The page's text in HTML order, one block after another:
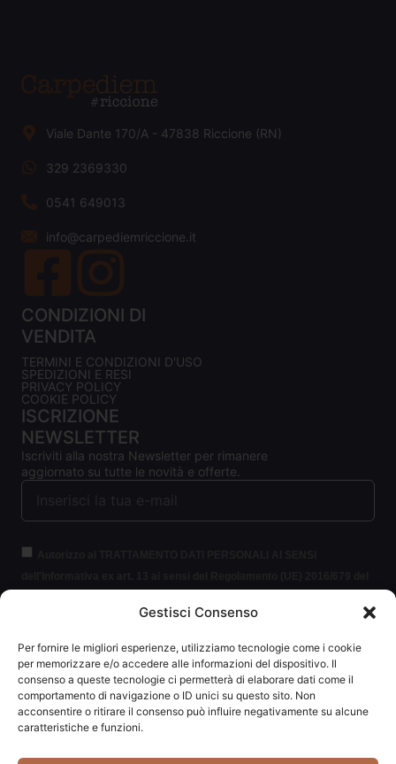
Gestisci Consenso
Per fornire le migliori esperienze, utilizziamo tecnologie come i cookie
per memorizzare e/o accedere alle informazioni del dispositivo. Il
consenso a queste tecnologie ci permetterà di elaborare dati come il
comportamento di navigazione o ID unici su questo sito. Non
acconsentire o ritirare il consenso può influire negativamente su alcune
caratteristiche e funzioni.
Viale Dante 170/A - 47838 Riccione (RN)
329 2369330
0541 649013
info@carpediemriccione.it
CONDIZIONI DI
VENDITA
TERMINI E CONDIZIONI D'USO
SPEDIZIONI E RESI
PRIVACY POLICY
COOKIE POLICY
ISCRIZIONE
NEWSLETTER
Iscriviti alla nostra Newsletter per rimanere
aggiornato su tutte le novità e offerte.
protezione delle persone fisiche con riguardo al trattamento dei dati
informazioni.
ISCRIVITI ALLA NEWSLETTER